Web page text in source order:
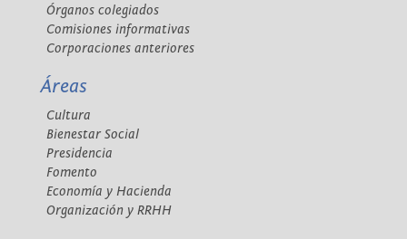
Órganos colegiados
Comisiones informativas
Corporaciones anteriores
Áreas
Cultura
Bienestar Social
Presidencia
Fomento
Economía y Hacienda
Organización y RRHH